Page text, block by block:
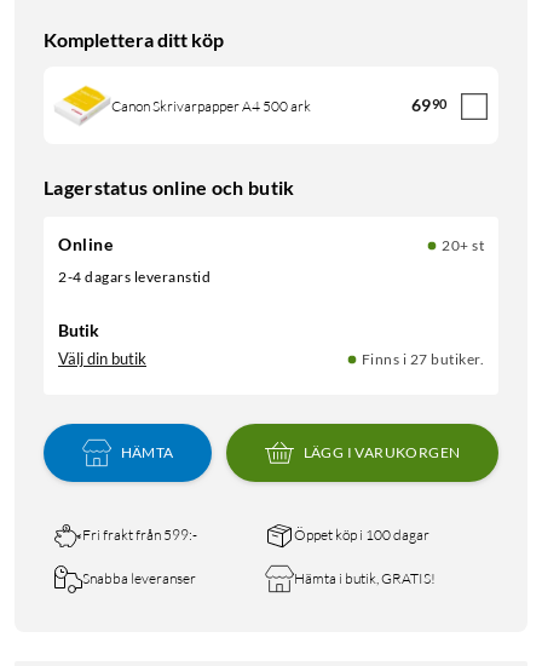
Komplettera ditt köp
Canon Skrivarpapper A4 500 ark 6990
Lagerstatus online och butik
Online
20+ st
2-4 dagars leveranstid
Butik
Välj din butik Finns i 27 butiker.
HÄMTA LÄGG I VARUKORGEN
Fri frakt från 599:- Öppet köp i 100 dagar
Snabba leveranser Hämta i butik, GRATIS!